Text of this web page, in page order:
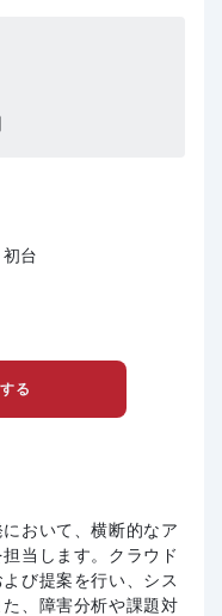
台
る
おいて、横断的なア
当します。クラウド
び提案を行い、シス
、障害分析や課題対